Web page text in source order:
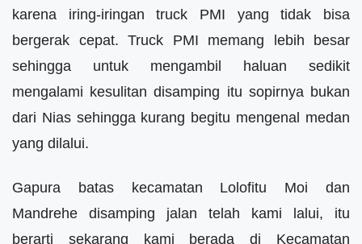
karena iring-iringan truck PMI yang tidak bisa
bergerak cepat. Truck PMI memang lebih besar
sehingga untuk mengambil haluan sedikit
mengalami kesulitan disamping itu sopirnya bukan
dari Nias sehingga kurang begitu mengenal medan
yang dilalui.
Gapura batas kecamatan Lolofitu Moi dan
Mandrehe disamping jalan telah kami lalui, itu
berarti sekarang kami berada di Kecamatan